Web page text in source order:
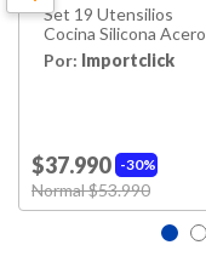
Garantía
Proveedor
Set 19 Utensilios
Cocina Silicona Acero
Inoxidable Verde
Por: Importclick
30%
$37.990
Price reduced from
Normal $53.990